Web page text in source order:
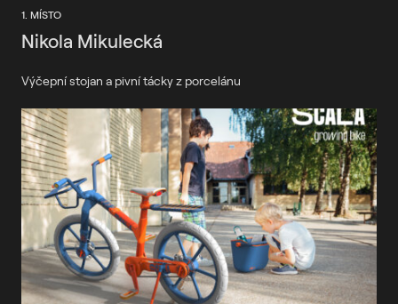
1. MÍSTO
Nikola Mikulecká
Výčepní stojan a pivní tácky z porcelánu